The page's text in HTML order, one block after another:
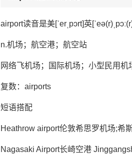
airport读音是美[ˈerˌpɔrt]英
n.机场；航空港；航空站
网络飞机场；国际机场；小型民用机
复数：airports
短语搭配
Heathrow airport伦敦希思罗机场;希
Nagasaki Airport长崎空港